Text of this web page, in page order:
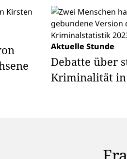
Aktuelle Stunde
Debatte über
Kriminalität